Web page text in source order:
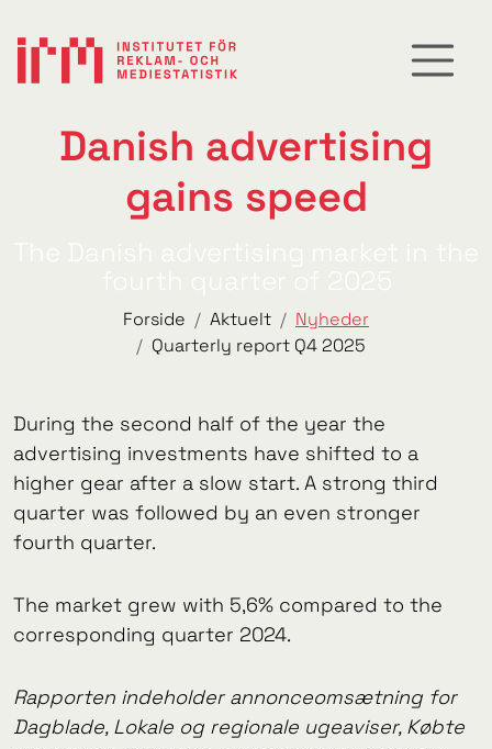
Danish advertising
gains speed
Forside Aktuelt
Nyheder
Quarterly report Q4 2025
During the second half of the year the
advertising investments have shifted to a
higher gear after a slow start. A strong third
quarter was followed by an even stronger
fourth quarter.
The market grew with 5,6% compared to the
corresponding quarter 2024.
Rapporten indeholder annonceomsætning for
Dagblade, Lokale og regionale ugeaviser, Købte